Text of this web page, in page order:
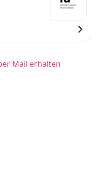
Mail erhalten